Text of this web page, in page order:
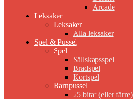
Arcade
Leksaker
Leksaker
Alla leksaker
Spel & Pussel
Spel
Sällskapsspel
Brädspel
Kortspel
Barnpussel
25 bitar (eller färre)